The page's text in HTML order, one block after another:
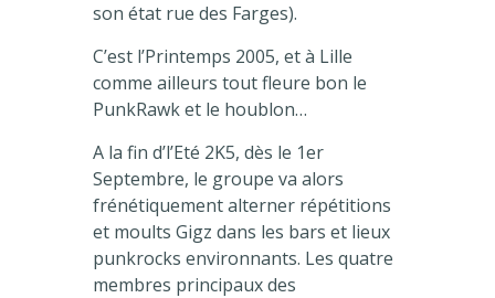
son état rue des Farges).
C’est l’Printemps 2005, et à Lille
comme ailleurs tout fleure bon le
PunkRawk et le houblon…
A la fin d’l’Eté 2K5, dès le 1er
Septembre, le groupe va alors
frénétiquement alterner répétitions
et moults Gigz dans les bars et lieux
punkrocks environnants. Les quatre
membres principaux des